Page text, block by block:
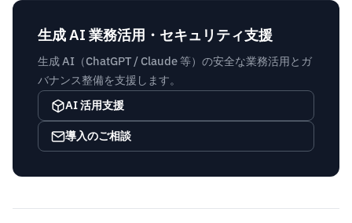
生成 AI 業務活用・セキュリティ支援
生成 AI（ChatGPT / Claude 等）の安全な業務活用とガ
バナンス整備を支援します。
AI 活用支援
導入のご相談